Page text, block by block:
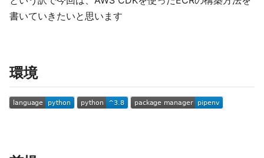
書いていきたいと思います
環境